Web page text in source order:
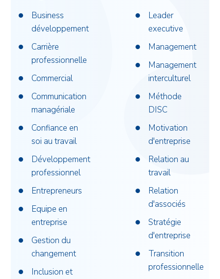
Business
développement
Carrière
professionnelle
Commercial
Communication
managériale
Confiance en
soi au travail
Développement
professionnel
Entrepreneurs
Equipe en
entreprise
Gestion du
changement
Inclusion et
Leader
executive
Management
Management
interculturel
Méthode
DISC
Motivation
d'entreprise
Relation au
travail
Relation
d'associés
Stratégie
d'entreprise
Transition
professionnelle